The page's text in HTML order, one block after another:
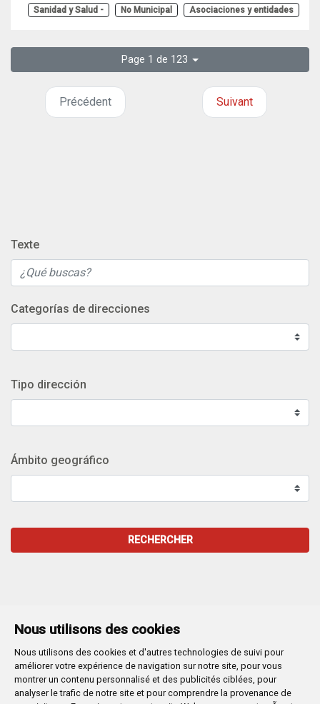
Nous utilisons des cookies
Nous utilisons des cookies et d'autres technologies de suivi pour
améliorer votre expérience de navigation sur notre site, pour vous
montrer un contenu personnalisé et des publicités ciblées, pour
analyser le trafic de notre site et pour comprendre la provenance de
Sanidad y Salud - No Municipal Asociaciones y entidades
Page 1 de 123
Précédent Suivant
Texte
Categorías de direcciones
Tipo dirección
Ámbito geográfico
RECHERCHER
Plaza Mayor 1- 09071BURGOS
947 288 800 CIF: P-0906100-C
CONTACTO | AVISOS, QUEJAS Y SUGERENCIAS